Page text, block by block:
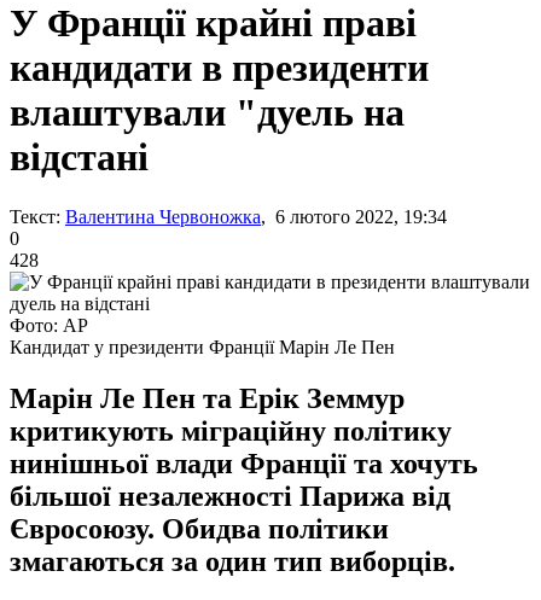
У Франції крайні праві
кандидати в президенти
влаштували "дуель на
відстані
Текст: Валентина Червоножка, 6 лютого 2022, 19:34
0
428
Фото: АР
Кандидат у президенти Франції Марін Ле Пен
Марін Ле Пен та Ерік Земмур
критикують міграційну політику
нинішньої влади Франції та хочуть
більшої незалежності Парижа від
Євросоюзу. Обидва політики
змагаються за один тип виборців.